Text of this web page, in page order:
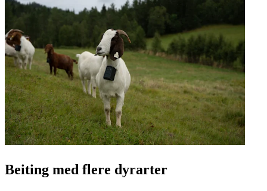
Beiting med flere dyrarter